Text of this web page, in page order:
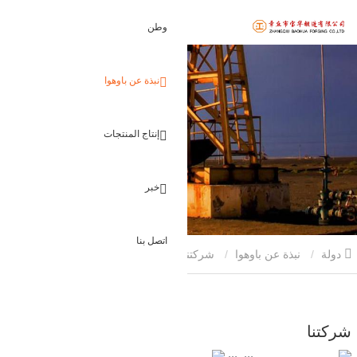
وطن
نبذة عن باوهوا
إنتاج المنتجات
خبر
اتصل بنا
نبذة عن باوهوا
شركتنا